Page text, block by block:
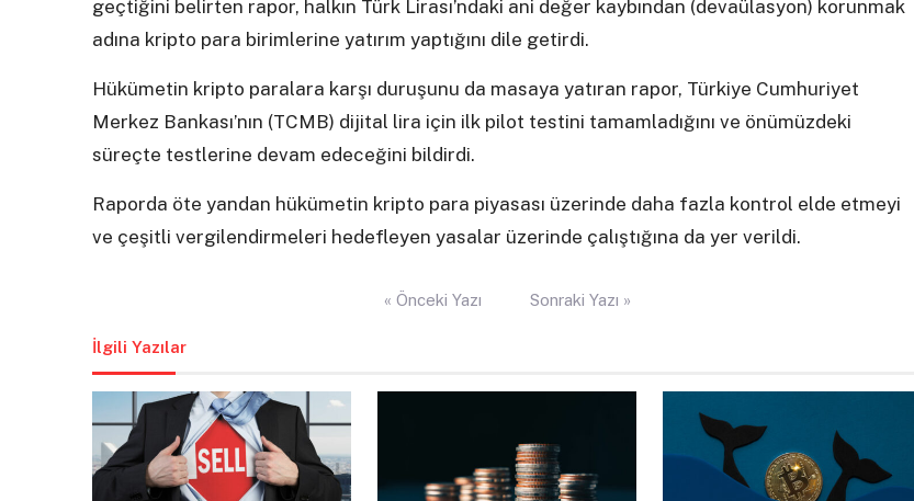
geçtiğini belirten rapor, halkın Türk Lirası’ndaki ani değer kaybından (devaülasyon) korunmak
adına kripto para birimlerine yatırım yaptığını dile getirdi.
Hükümetin kripto paralara karşı duruşunu da masaya yatıran rapor, Türkiye Cumhuriyet
Merkez Bankası’nın (TCMB) dijital lira için ilk pilot testini tamamladığını ve önümüzdeki
süreçte testlerine devam edeceğini bildirdi.
Raporda öte yandan hükümetin kripto para piyasası üzerinde daha fazla kontrol elde etmeyi
ve çeşitli vergilendirmeleri hedefleyen yasalar üzerinde çalıştığına da yer verildi.
« Önceki Yazı Sonraki Yazı »
İlgili Yazılar